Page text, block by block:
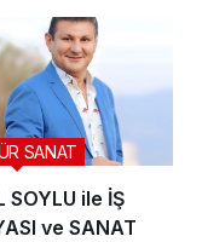
SOYLU ile İŞ
ve SANAT
SANAT